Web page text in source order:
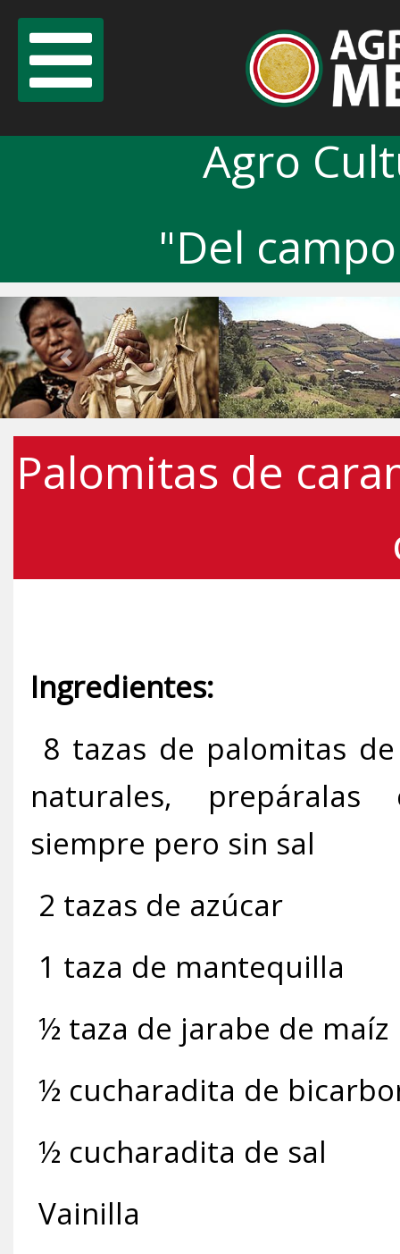
Agro
"Del
Previous
Palomitas de
Ingredientes:
8 tazas de palomitas
naturales, prepáralas
siempre pero sin sal
2 tazas de azúcar
1 taza de mantequilla
½ taza de jarabe de maíz
½ cucharadita de
½ cucharadita de sal
Vainilla